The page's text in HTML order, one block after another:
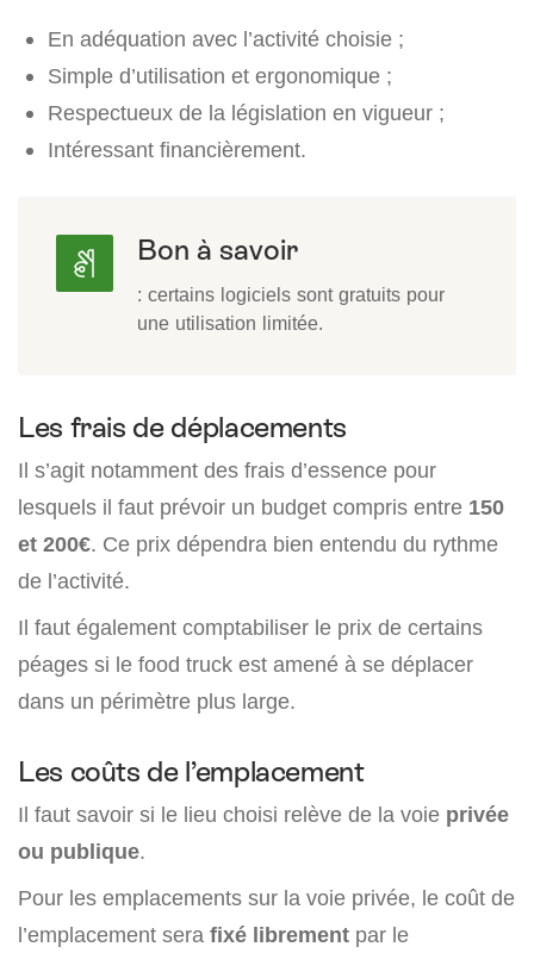
En adéquation avec l’activité choisie ;
Simple d’utilisation et ergonomique ;
Respectueux de la législation en vigueur ;
Intéressant financièrement.
Bon à savoir
: certains logiciels sont gratuits pour
une utilisation limitée.
Les frais de déplacements
Il s’agit notamment des frais d’essence pour
lesquels il faut prévoir un budget compris entre 150
et 200€. Ce prix dépendra bien entendu du rythme
de l’activité.
Il faut également comptabiliser le prix de certains
péages si le food truck est amené à se déplacer
dans un périmètre plus large.
Les coûts de l’emplacement
Il faut savoir si le lieu choisi relève de la voie privée
ou publique.
Pour les emplacements sur la voie privée, le coût de
l’emplacement sera fixé librement par le